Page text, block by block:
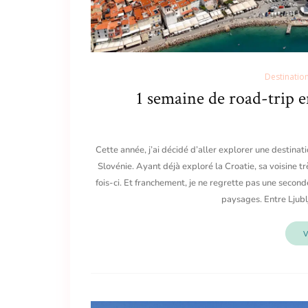
1 semaine de road-trip
Cette année, j’ai décidé d’aller explorer une
Slovénie. Ayant déjà exploré la Croatie, sa voisine
fois-ci. Et franchement, je ne regrette pas une
paysages. Entre